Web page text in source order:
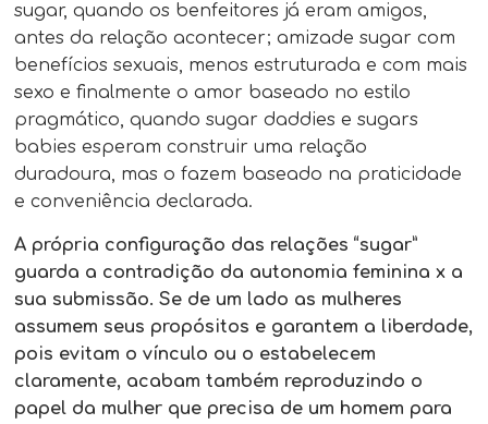
sugar, quando os benfeitores já eram amigos,
antes da relação acontecer; amizade sugar com
benefícios sexuais, menos estruturada e com mais
sexo e finalmente o amor baseado no estilo
pragmático, quando sugar daddies e sugars
babies esperam construir uma relação
duradoura, mas o fazem baseado na praticidade
e conveniência declarada.
A própria configuração das relações “sugar”
guarda a contradição da autonomia feminina x a
sua submissão. Se de um lado as mulheres
assumem seus propósitos e garantem a liberdade,
pois evitam o vínculo ou o estabelecem
claramente, acabam também reproduzindo o
papel da mulher que precisa de um homem para